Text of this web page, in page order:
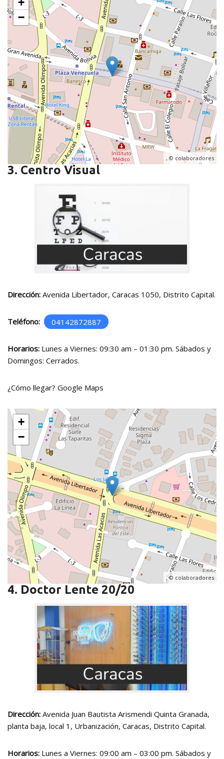
−
, © colaboradores
3. Centro Visual
Dirección: Avenida Libertador, Caracas 1050, Distrito Capital.
Teléfono: 04142872887
Horarios: Lunes a Viernes: 09:30 am – 01:30 pm. Sábados y
Domingos: Cerrados.
¿Cómo llegar? Google Maps
+
−
, © colaboradores
4. Doctor Lente 20/20
Dirección: Avenida Juan Bautista Arismendi Quinta Granada,
planta baja, local 1, Urbanización, Caracas, Distrito Capital.
Horarios: Lunes a Viernes: 09:00 am – 03:00 pm. Sábados y